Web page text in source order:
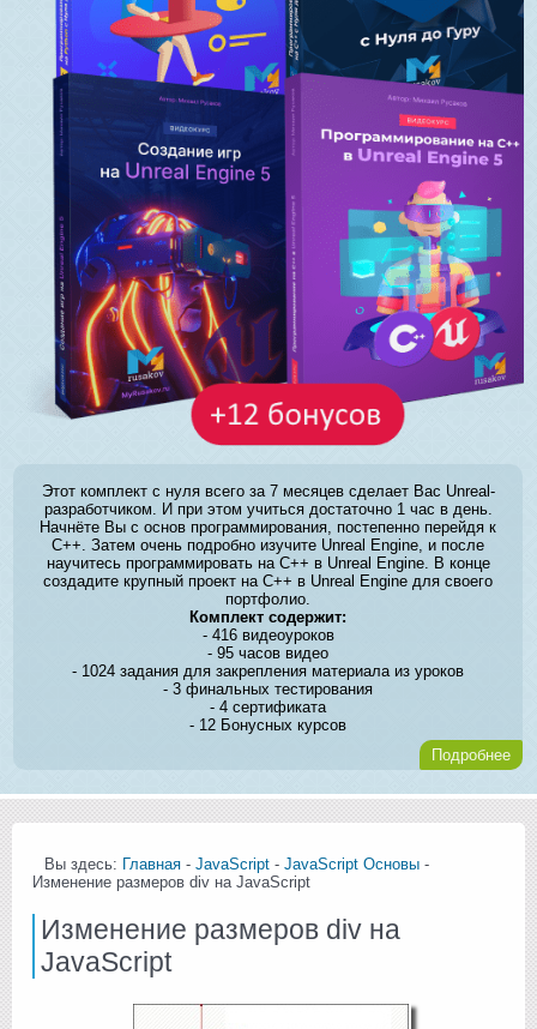
Этот комплект с нуля всего за 7 месяцев сделает Вас Unreal-
разработчиком. И при этом учиться достаточно 1 час в день.
Начнёте Вы с основ программирования, постепенно перейдя к
C++. Затем очень подробно изучите Unreal Engine, и после
научитесь программировать на C++ в Unreal Engine. В конце
создадите крупный проект на C++ в Unreal Engine для своего
портфолио.
Комплект содержит:
- 416 видеоуроков
- 95 часов видео
- 1024 задания для закрепления материала из уроков
- 3 финальных тестирования
- 4 сертификата
- 12 Бонусных курсов
Подробнее
Вы здесь: Главная - JavaScript - JavaScript Основы -
Изменение размеров div на JavaScript
Изменение размеров div на
JavaScript